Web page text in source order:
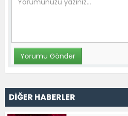
DİĞER HABERLER